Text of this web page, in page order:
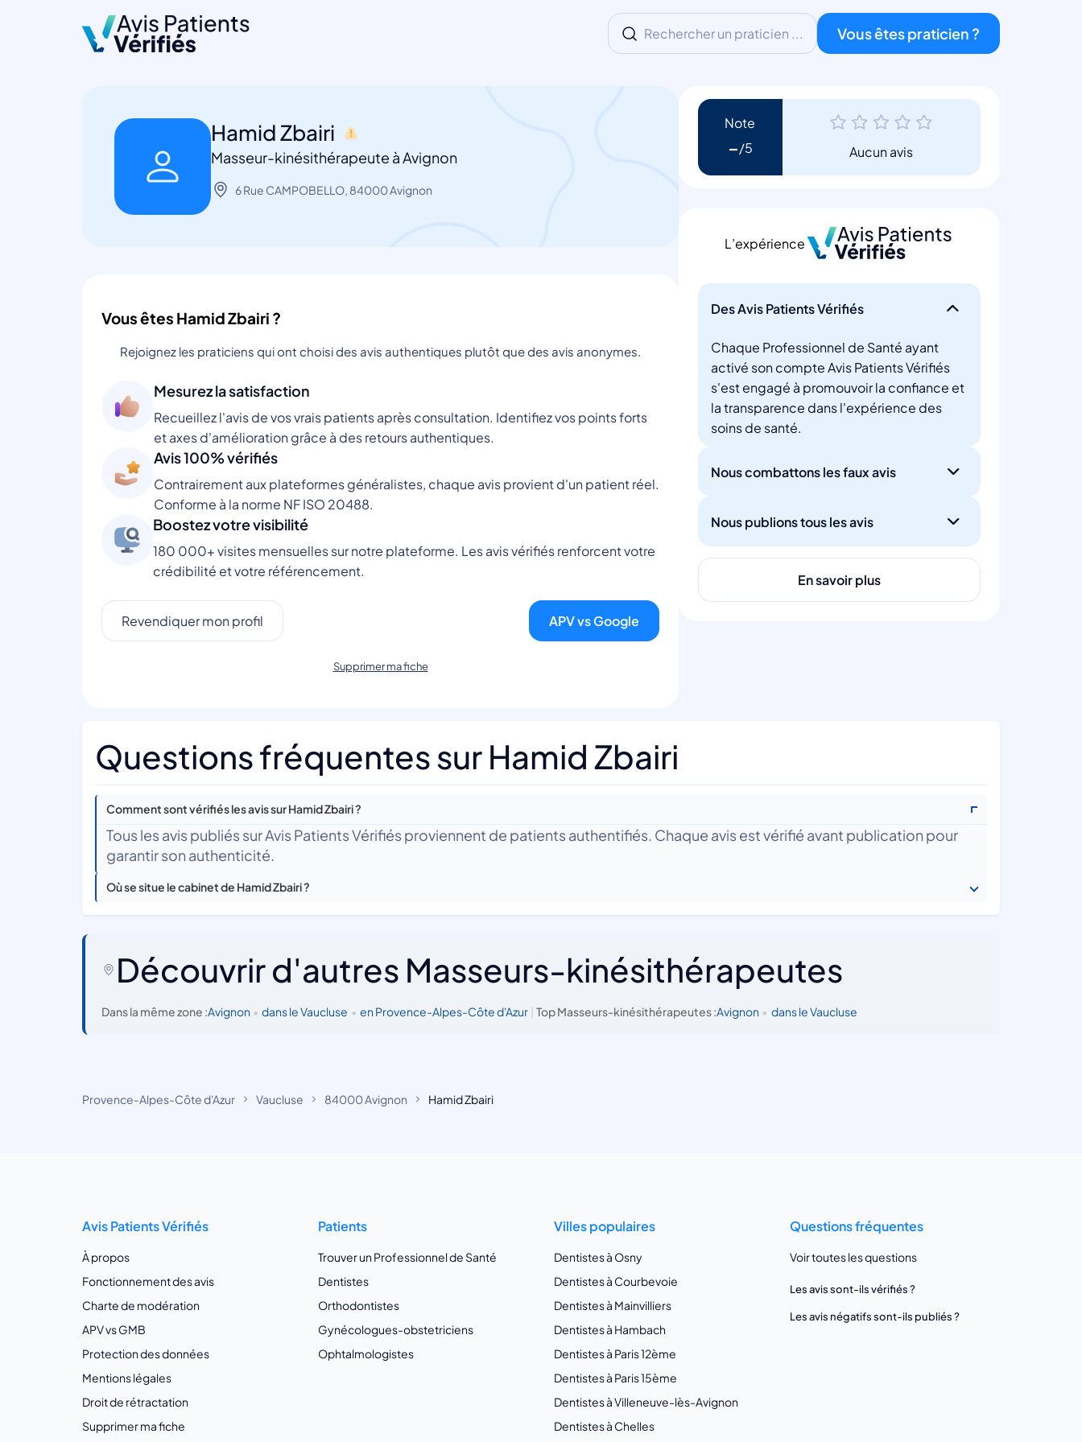
Rechercher un praticien ... Vous êtes praticien ?
Hamid Zbairi
Masseur-kinésithérapeute à Avignon
6 Rue CAMPOBELLO, 84000 Avignon
Vous êtes Hamid Zbairi ?
Rejoignez les praticiens qui ont choisi des avis authentiques plutôt que des avis anonymes.
Mesurez la satisfaction
Recueillez l'avis de vos vrais patients après consultation. Identifiez vos points forts
et axes d'amélioration grâce à des retours authentiques.
Avis 100% vérifiés
Contrairement aux plateformes généralistes, chaque avis provient d'un patient réel.
Conforme à la norme NF ISO 20488.
Boostez votre visibilité
180 000+ visites mensuelles sur notre plateforme. Les avis vérifiés renforcent votre
crédibilité et votre référencement.
Revendiquer mon profil APV vs Google
Supprimer ma fiche
Note
- Aucun avis
L’expérience
Des Avis Patients Vérifiés
Chaque Professionnel de Santé ayant
activé son compte Avis Patients Vérifiés
s'est engagé à promouvoir la confiance et
la transparence dans l'expérience des
soins de santé.
Nous combattons les faux avis
Nous publions tous les avis
En savoir plus
Questions fréquentes sur Hamid Zbairi
Comment sont vérifiés les avis sur Hamid Zbairi ?
Tous les avis publiés sur Avis Patients Vérifiés proviennent de patients authentifiés. Chaque avis est vérifié avant publication pour
garantir son authenticité.
Où se situe le cabinet de Hamid Zbairi ?
Découvrir d'autres Masseurs-kinésithérapeutes
Dans la même zone :Avignon • dans le Vaucluse • en Provence-Alpes-Côte d'Azur | Top Masseurs-kinésithérapeutes :Avignon • dans le Vaucluse
Provence-Alpes-Côte d'Azur Vaucluse 84000 Avignon Hamid Zbairi
Avis Patients Vérifiés
À propos
Fonctionnement des avis
Charte de modération
APV vs GMB
Protection des données
Mentions légales
Droit de rétractation
Supprimer ma fiche
Patients
Trouver un Professionnel de Santé
Dentistes
Orthodontistes
Gynécologues-obstetriciens
Ophtalmologistes
Villes populaires
Dentistes à Osny
Dentistes à Courbevoie
Dentistes à Mainvilliers
Dentistes à Hambach
Dentistes à Paris 12ème
Dentistes à Paris 15ème
Dentistes à Villeneuve-lès-Avignon
Dentistes à Chelles
Questions fréquentes
Voir toutes les questions
Les avis sont-ils vérifiés ?
Les avis négatifs sont-ils publiés ?